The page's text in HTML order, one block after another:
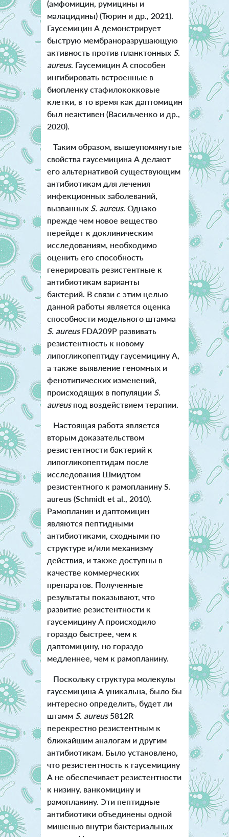
(амфомицин, румицины и
малацидины) (Тюрин и др., 2021).
Гаусемицин А демонстрирует
быструю мембраноразрушающую
активность против планктонных S.
aureus. Гаусемицин А способен
ингибировать встроенные в
биопленку стафилококковые
клетки, в то время как даптомицин
был неактивен (Васильченко и др.,
2020).
Таким образом, вышеупомянутые
свойства гаусемицина А делают
его альтернативой существующим
антибиотикам для лечения
инфекционных заболеваний,
вызванных S. aureus. Однако
прежде чем новое вещество
перейдет к доклиническим
исследованиям, необходимо
оценить его способность
генерировать резистентные к
антибиотикам варианты
бактерий. В связи с этим целью
данной работы является оценка
способности модельного штамма
S. aureus FDA209P развивать
резистентность к новому
липогликопептиду гаусемицину А,
а также выявление геномных и
фенотипических изменений,
происходящих в популяции S.
aureus под воздействием терапии.
Настоящая работа является
вторым доказательством
резистентности бактерий к
липогликопептидам после
исследования Шмидтом
резистентного к рамопланину S.
aureus (Schmidt et al., 2010).
Рамопланин и даптомицин
являются пептидными
антибиотиками, сходными по
структуре и/или механизму
действия, и также доступны в
качестве коммерческих
препаратов. Полученные
результаты показывают, что
развитие резистентности к
гаусемицину А происходило
гораздо быстрее, чем к
даптомицину, но гораздо
медленнее, чем к рамопланину.
Поскольку структура молекулы
гаусемицина А уникальна, было бы
интересно определить, будет ли
штамм S. aureus5812R
перекрестно резистентным к
ближайшим аналогам и другим
антибиотикам. Было установлено,
что резистентность к гаусемицину
А не обеспечивает резистентности
к низину, ванкомицину и
рамопланину. Эти пептидные
антибиотики объединены одной
мишенью внутри бактериальных